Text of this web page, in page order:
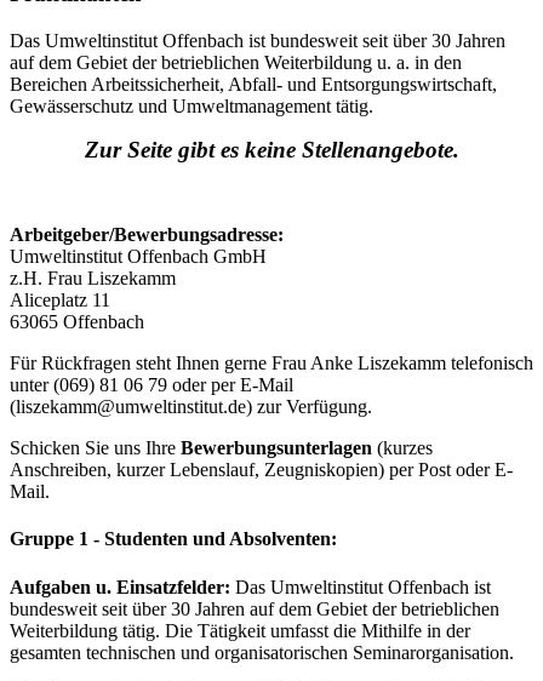
Das Umweltinstitut Offenbach ist bundesweit seit über 30 Jahren
auf dem Gebiet der betrieblichen Weiterbildung u. a. in den
Bereichen Arbeitssicherheit, Abfall-​​ und Entsorgungswirtschaft,
Gewässerschutz und Umweltmanagement tätig.
Zur Seite gibt es keine Stellenangebote.
Arbeitgeber/Bewerbungsadresse:
Umweltinstitut Offenbach GmbH
z.H. Frau Liszekamm
Aliceplatz 11
63065 Offenbach
Für Rückfragen steht Ihnen gerne Frau Anke Liszekamm telefonisch
unter (069) 81 06 79 oder per E-Mail
(liszekamm@umweltinstitut.de) zur Verfügung.
Schicken Sie uns Ihre Bewerbungsunterlagen (kurzes
Anschreiben, kurzer Lebenslauf, Zeugniskopien) per Post oder E-
Mail.
Gruppe 1 - Studenten und Absolventen:
Aufgaben u. Einsatzfelder: Das Umweltinstitut Offenbach ist
bundesweit seit über 30 Jahren auf dem Gebiet der betrieblichen
Weiterbildung tätig. Die Tätigkeit umfasst die Mithilfe in der
gesamten technischen und organisatorischen Seminarorganisation.